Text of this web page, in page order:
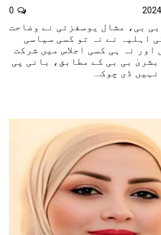
بی، مشال یوسفزئی نے وضاحت
اہلیہ نے نہ تو کسی سیاسی
نہ ہی کسی اجلاس میں شرکت
بی بی کے مطابق، بانی پی
ڈی چوک…